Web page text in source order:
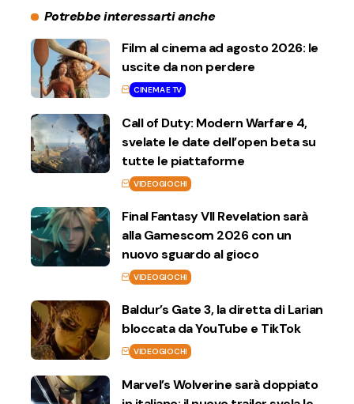
Potrebbe interessarti anche
Film al cinema ad agosto 2026: le
uscite da non perdere
CINEMA E TV
Call of Duty: Modern Warfare 4,
svelate le date dell’open beta su
tutte le piattaforme
VIDEOGIOCHI
Final Fantasy VII Revelation sarà
alla Gamescom 2026 con un
nuovo sguardo al gioco
VIDEOGIOCHI
Baldur’s Gate 3, la diretta di Larian
bloccata da YouTube e TikTok
VIDEOGIOCHI
Marvel’s Wolverine sarà doppiato